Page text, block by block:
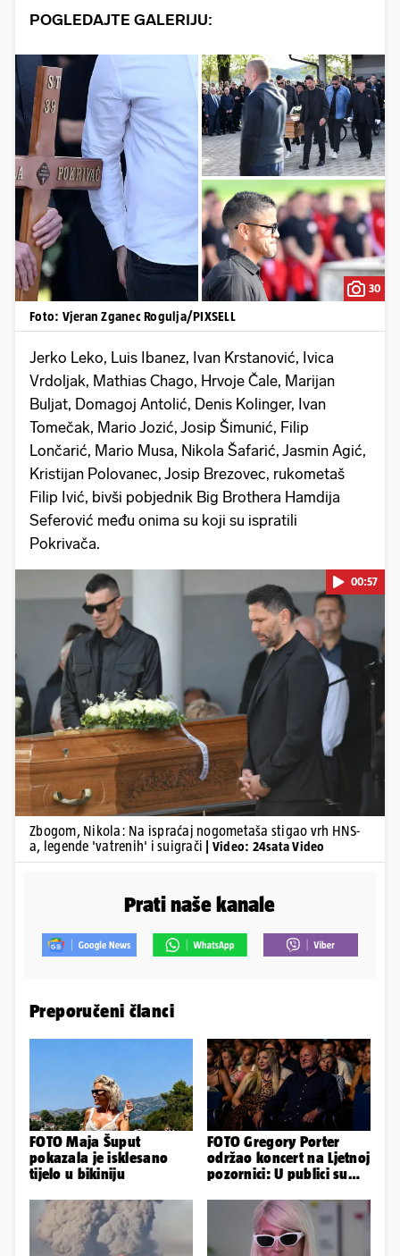
POGLEDAJTE GALERIJU:
30
Foto: Vjeran Zganec Rogulja/PIXSELL
Jerko Leko, Luis Ibanez, Ivan Krstanović, Ivica
Vrdoljak, Mathias Chago, Hrvoje Čale, Marijan
Buljat, Domagoj Antolić, Denis Kolinger, Ivan
Tomečak, Mario Jozić, Josip Šimunić, Filip
Lončarić, Mario Musa, Nikola Šafarić, Jasmin Agić,
Kristijan Polovanec, Josip Brezovec, rukometaš
Filip Ivić, bivši pobjednik Big Brothera Hamdija
Seferović među onima su koji su ispratili
Pokrivača.
Pokretanje videa...
00:57
Zbogom, Nikola: Na ispraćaj nogometaša stigao vrh HNS-
a, legende 'vatrenih' i suigrači
| Video: 24sata Video
Prati naše kanale
Preporučeni članci
FOTO Maja Šuput
pokazala je isklesano
tijelo u bikiniju
FOTO Gregory Porter
održao koncert na Ljetnoj
pozornici: U publici su